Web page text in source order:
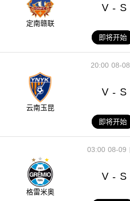
定南赣联
V - S
即将开始
08-08
20:00
云南玉昆
V - S
即将开始
08-09
03:00
格雷米奥
V - S